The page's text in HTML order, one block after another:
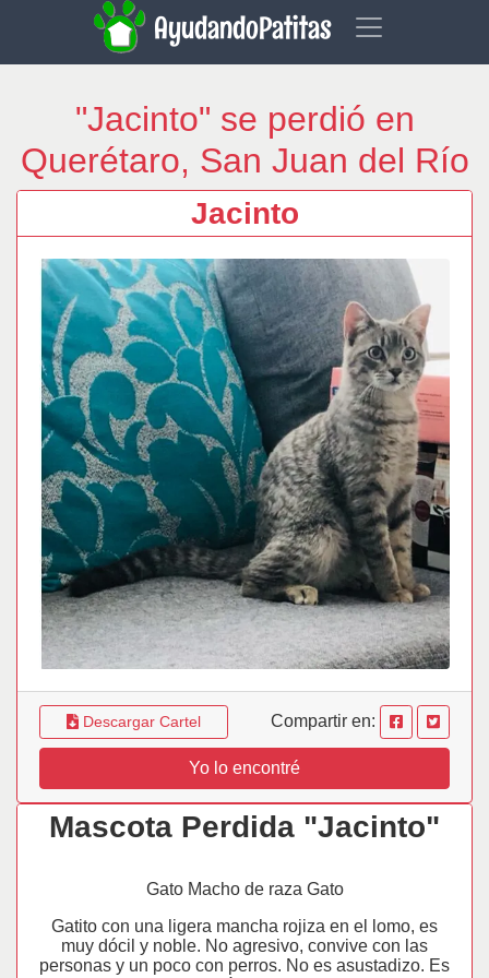
AyudandoPatitas
"Jacinto" se perdió en
Querétaro, San Juan del Río
Jacinto
Descargar Cartel Compartir en:
Yo lo encontré
Mascota Perdida "Jacinto"
Gato Macho de raza Gato
Gatito con una ligera mancha rojiza en el lomo, es
muy dócil y noble. No agresivo, convive con las
personas y un poco con perros. No es asustadizo. Es